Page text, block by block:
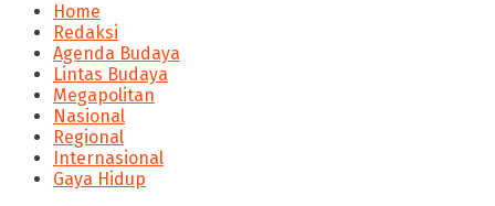
Home
Redaksi
Agenda Budaya
Lintas Budaya
Megapolitan
Nasional
Regional
Internasional
Gaya Hidup